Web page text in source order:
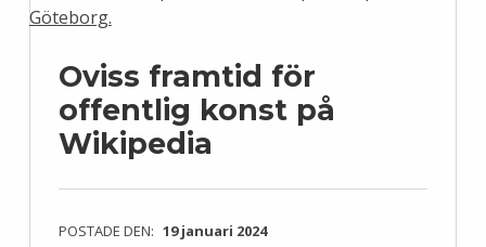
Oviss framtid för
offentlig konst på
Wikipedia
POSTADE DEN: 19 januari 2024